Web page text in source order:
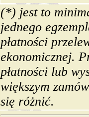
(*) jest to
jednego
płatności
ekonomicznej.
płatności lub
większym
się różnić.